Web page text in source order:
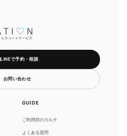
LINEで予約・相談
お問い合わせ
GUIDE
ご利用前のカルテ
よくある質問